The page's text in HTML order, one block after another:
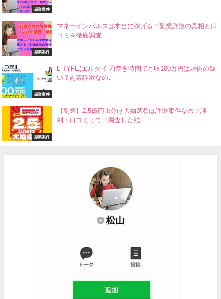
副業案件
副業案件
マネーインパルスは本当に稼げる？副業詐欺の真相と口
コミを徹底調査
副業案件
L-TYPE(エルタイプ)空き時間で月収100万円は虚偽の疑
い？副業詐欺なの…
副業案件
【副業】2.5億円山分け大抽選祭は詐欺案件なの？評
判・口コミって？調査した結…